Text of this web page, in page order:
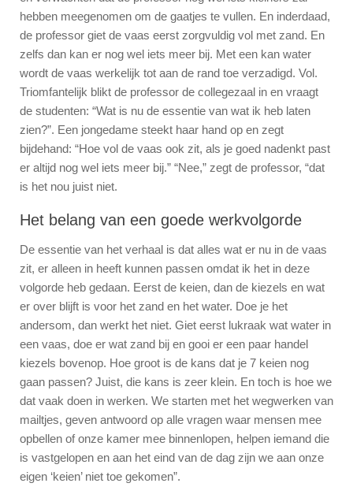
hebben meegenomen om de gaatjes te vullen. En inderdaad,
de professor giet de vaas eerst zorgvuldig vol met zand. En
zelfs dan kan er nog wel iets meer bij. Met een kan water
wordt de vaas werkelijk tot aan de rand toe verzadigd. Vol.
Triomfantelijk blikt de professor de collegezaal in en vraagt
de studenten: “Wat is nu de essentie van wat ik heb laten
zien?”. Een jongedame steekt haar hand op en zegt
bijdehand: “Hoe vol de vaas ook zit, als je goed nadenkt past
er altijd nog wel iets meer bij.” “Nee,” zegt de professor, “dat
is het nou juist niet.
Het belang van een goede werkvolgorde
De essentie van het verhaal is dat alles wat er nu in de vaas
zit, er alleen in heeft kunnen passen omdat ik het in deze
volgorde heb gedaan. Eerst de keien, dan de kiezels en wat
er over blijft is voor het zand en het water. Doe je het
andersom, dan werkt het niet. Giet eerst lukraak wat water in
een vaas, doe er wat zand bij en gooi er een paar handel
kiezels bovenop. Hoe groot is de kans dat je 7 keien nog
gaan passen? Juist, die kans is zeer klein. En toch is hoe we
dat vaak doen in werken. We starten met het wegwerken van
mailtjes, geven antwoord op alle vragen waar mensen mee
opbellen of onze kamer mee binnenlopen, helpen iemand die
is vastgelopen en aan het eind van de dag zijn we aan onze
eigen ‘keien’ niet toe gekomen”.